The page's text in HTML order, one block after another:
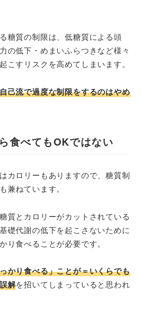
糖質の制限は、低糖質による頭
の低下・めまいふらつきなど様々
こすリスクを高めてしまいます。
己流で過度な制限をするのはやめ
食べてもOKではない
カロリーもありますので、糖質制
兼ねています。
質とカロリーがカットされている
礎代謝の低下を起こさないために
り食べることが必要です。
かり食べる」ことが＝いくらでも
解を招いてしまっていると思われ